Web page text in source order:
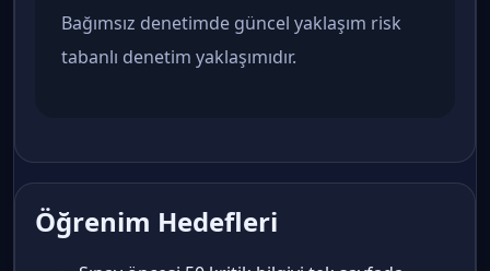
Bağımsız denetimde güncel yaklaşım risk
tabanlı denetim yaklaşımıdır.
Öğrenim Hedefleri